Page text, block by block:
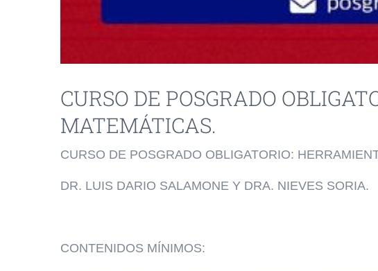
CURSO DE POSGRADO
MATEMÁTICAS.
CURSO DE POSGRADO OBLIGATORIO:
DR. LUIS DARIO SALAMONE Y DRA. NIEVES SORIA.
CONTENIDOS MÍNIMOS: